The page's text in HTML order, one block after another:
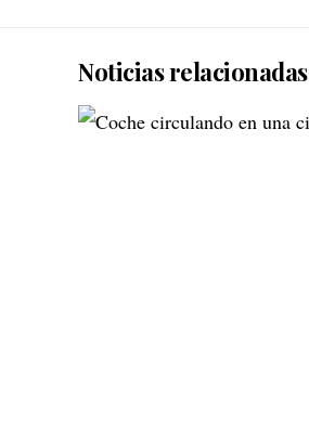
Noticias relacionadas